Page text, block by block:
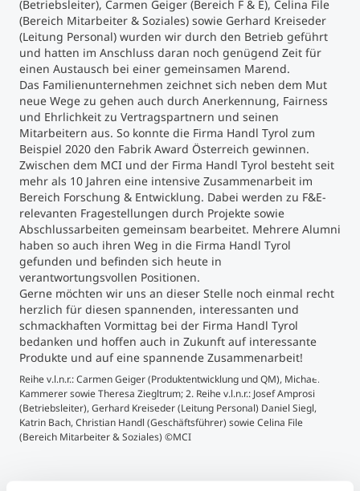
(Betriebsleiter), Carmen Geiger (Bereich F & E), Celina File
(Bereich Mitarbeiter & Soziales) sowie Gerhard Kreiseder
(Leitung Personal) wurden wir durch den Betrieb geführt
und hatten im Anschluss daran noch genügend Zeit für
einen Austausch bei einer gemeinsamen Marend.
Das Familienunternehmen zeichnet sich neben dem Mut
neue Wege zu gehen auch durch Anerkennung, Fairness
und Ehrlichkeit zu Vertragspartnern und seinen
Mitarbeitern aus. So konnte die Firma Handl Tyrol zum
Beispiel 2020 den Fabrik Award Österreich gewinnen.
Zwischen dem MCI und der Firma Handl Tyrol besteht seit
mehr als 10 Jahren eine intensive Zusammenarbeit im
Bereich Forschung & Entwicklung. Dabei werden zu F&E-
relevanten Fragestellungen durch Projekte sowie
Abschlussarbeiten gemeinsam bearbeitet. Mehrere Alumni
haben so auch ihren Weg in die Firma Handl Tyrol
gefunden und befinden sich heute in
verantwortungsvollen Positionen.
Gerne möchten wir uns an dieser Stelle noch einmal recht
herzlich für diesen spannenden, interessanten und
schmackhaften Vormittag bei der Firma Handl Tyrol
bedanken und hoffen auch in Zukunft auf interessante
Produkte und auf eine spannende Zusammenarbeit!
Reihe v.l.n.r.: Carmen Geiger (Produktentwicklung und QM), Michaela
Kammerer sowie Theresa Ziegltrum; 2. Reihe v.l.n.r.: Josef Amprosi
(Betriebsleiter), Gerhard Kreiseder (Leitung Personal) Daniel Siegl,
Katrin Bach, Christian Handl (Geschäftsführer) sowie Celina File
(Bereich Mitarbeiter & Soziales) ©MCI